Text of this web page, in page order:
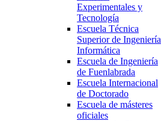
Experimentales y
Tecnología
Escuela Técnica
Superior de Ingeniería
Informática
Escuela de Ingeniería
de Fuenlabrada
Escuela Internacional
de Doctorado
Escuela de másteres
oficiales